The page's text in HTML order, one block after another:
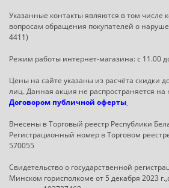
Указанные контакты являются в том числе
вопросам обращения покупателей о
4411)
Режим работы интернет-магазина: с 11.00
Цены на сайте указаны из расчёта скидки
лиц. Данная акция не распространяется
Договором публичной оферты
Внесены в Торговый реестр Республики
Регистрационный номер в Торговом
570055
Свидетельство о государственной
Минском горисполкоме от 5 декабря 2023